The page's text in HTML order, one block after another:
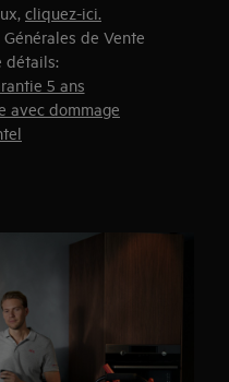
cliquez-ici.
de Vente
détails:
5 ans
avec dommage